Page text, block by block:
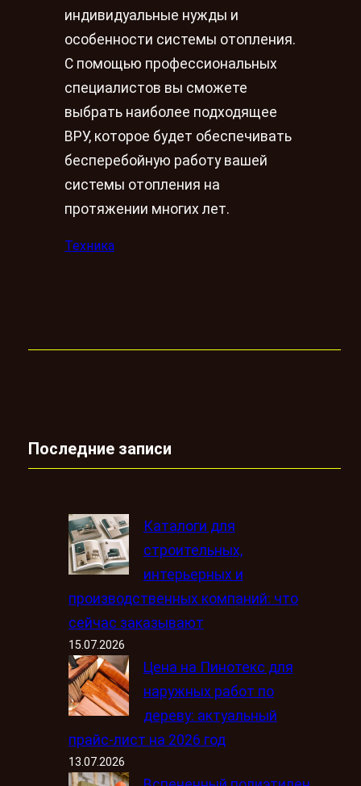
индивидуальные нужды и
особенности системы отопления.
С помощью профессиональных
специалистов вы сможете
выбрать наиболее подходящее
ВРУ, которое будет обеспечивать
бесперебойную работу вашей
системы отопления на
протяжении многих лет.
Техника
Последние записи
Каталоги для
строительных,
интерьерных и
производственных компаний: что
сейчас заказывают
15.07.2026
Цена на Пинотекс для
наружных работ по
дереву: актуальный
прайс-лист на 2026 год
13.07.2026